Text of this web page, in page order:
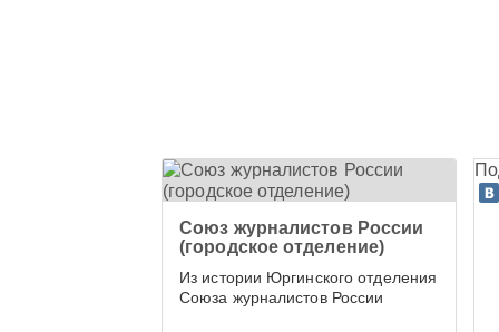
Союз журналистов России
(городское отделение)
Из истории Юргинского отделения
Союза журналистов России